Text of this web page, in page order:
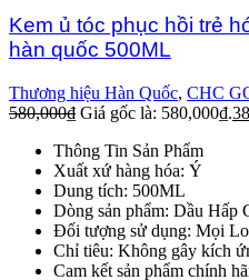
Kem ủ tóc phục hồi trẻ
hàn quốc 500ML
Thương hiệu Hàn Quốc, CHC
580,000₫ Giá gốc là: 580,000₫.
Thông Tin Sản Phẩm
Xuất xứ hàng hóa: Ý
Dung tích: 500ML
Dòng sản phẩm: Dầu Hấp
Đối tượng sử dụng: Mọi
Chỉ tiêu: Không gây kích
Cam kết sản phẩm chính